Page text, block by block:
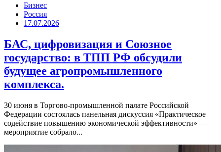
Бизнес
Россия
17.07.2026
БАС, цифровизация и Союзное
государство: в ТПП РФ обсудили
будущее агропромышленного
комплекса.
30 июня в Торгово-промышленной палате Российской
Федерации состоялась панельная дискуссия «Практическое
содействие повышению экономической эффективности» —
мероприятие собрало...